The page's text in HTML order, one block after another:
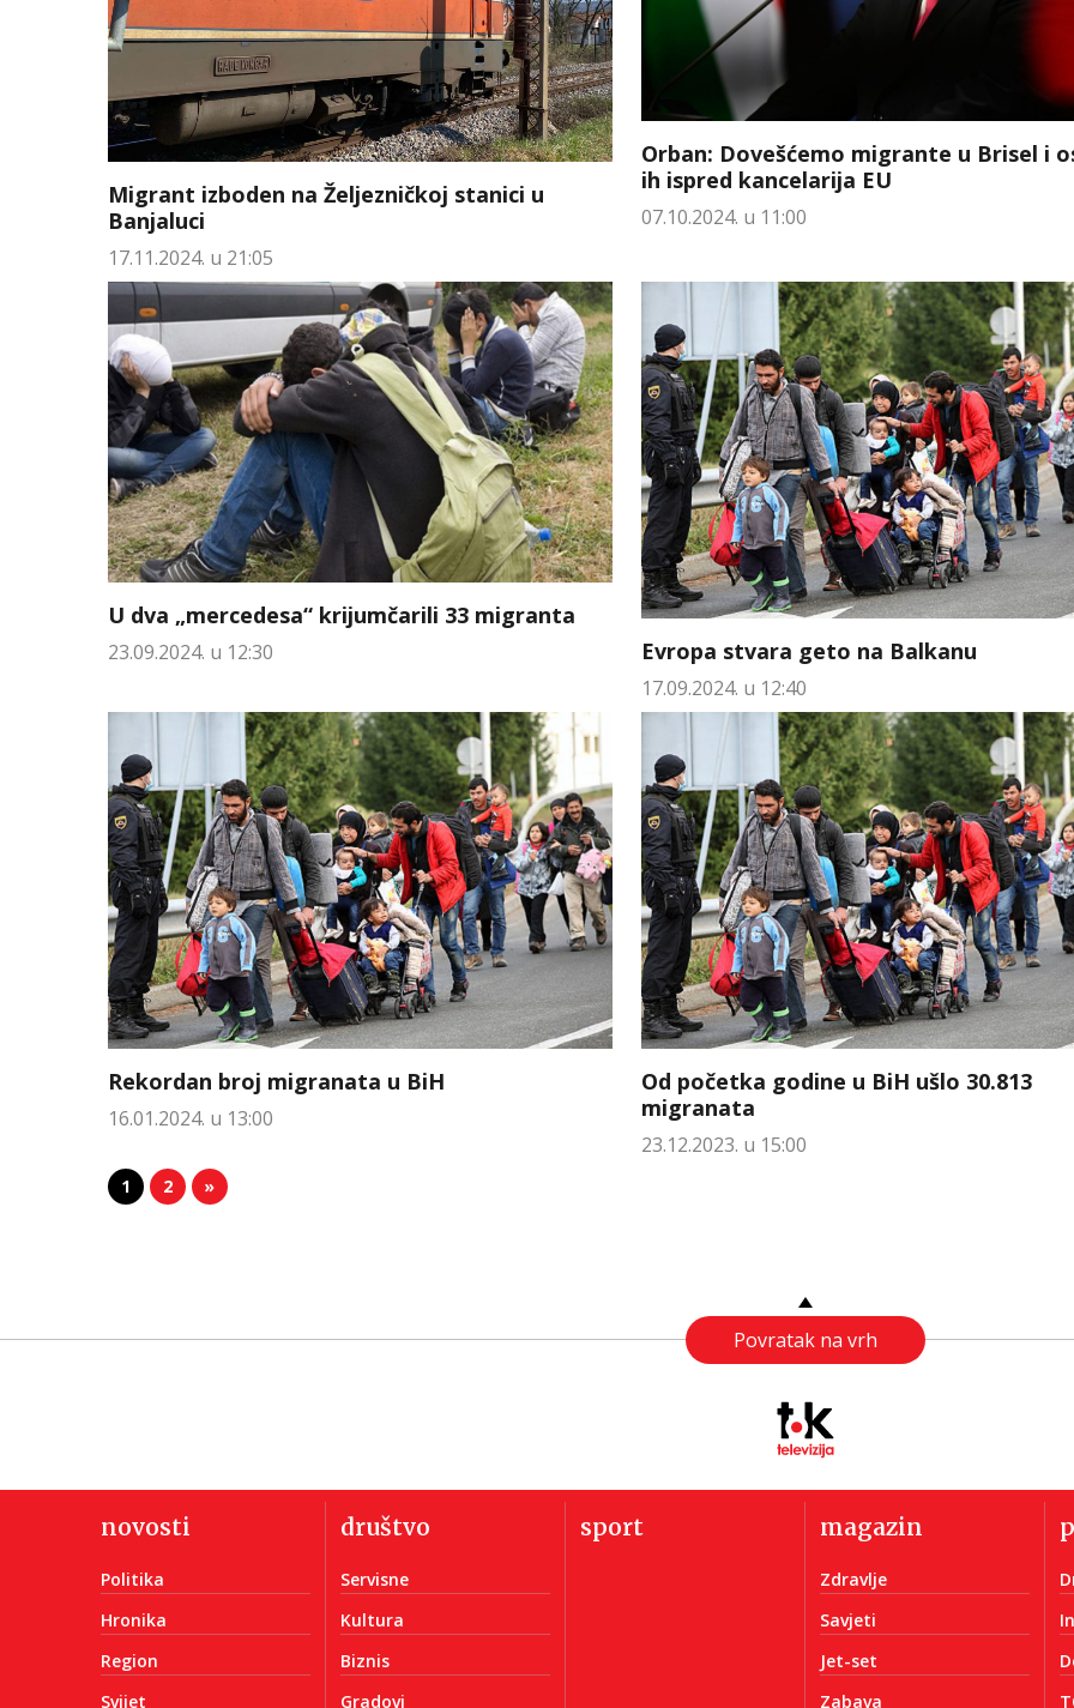
Migrant izboden na Željezničkoj stanici u
Banjaluci
17.11.2024. u 21:05
Orban: Dovešćemo migrante u Brisel i
ih ispred kancelarija EU
07.10.2024. u 11:00
U dva „mercedesa“ krijumčarili 33 migranta
23.09.2024. u 12:30 Evropa stvara geto na Balkanu
17.09.2024. u 12:40
Rekordan broj migranata u BiH
16.01.2024. u 13:00
Od početka godine u BiH ušlo 30.813
migranata
23.12.2023. u 15:00
1 2 »
Povratak na vrh
novosti
Politika
Hronika
Region
Svijet
društvo
Servisne
Kultura
Biznis
Gradovi
sport magazin
Zdravlje
Savjeti
Jet-set
Zabava